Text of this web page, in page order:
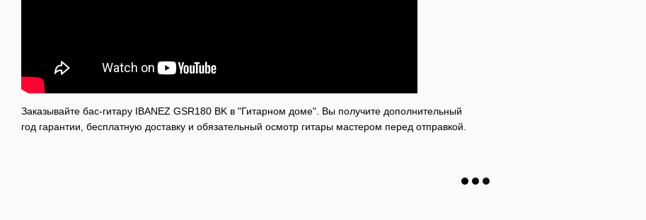
Заказывайте бас-гитару IBANEZ GSR180 BK в "Гитарном доме". Вы получите дополнительный
год гарантии, бесплатную доставку и обязательный осмотр гитары мастером перед отправкой.